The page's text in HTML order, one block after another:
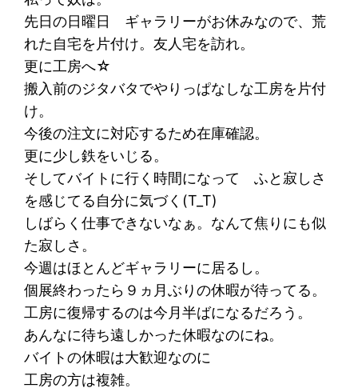
先日の日曜日 ギャラリーがお休みなので、荒
れた自宅を片付け。友人宅を訪れ。
更に工房へ☆
搬入前のジタバタでやりっぱなしな工房を片付
け。
今後の注文に対応するため在庫確認。
更に少し鉄をいじる。
そしてバイトに行く時間になって ふと寂しさ
を感じてる自分に気づく(T_T)
しばらく仕事できないなぁ。なんて焦りにも似
た寂しさ。
今週はほとんどギャラリーに居るし。
個展終わったら９ヵ月ぶりの休暇が待ってる。
工房に復帰するのは今月半ばになるだろう。
あんなに待ち遠しかった休暇なのにね。
バイトの休暇は大歓迎なのに
工房の方は複雑。